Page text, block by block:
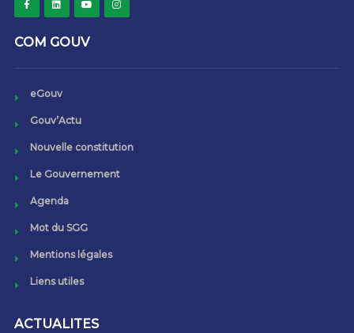
COM GOUV
eGouv
Gouv’Actu
Nouvelle constitution
Le Gouvernement
Agenda
Mot du SGG
Mentions légales
Liens utiles
ACTUALITES